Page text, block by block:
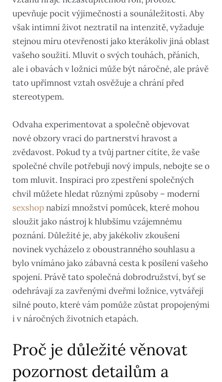
upevňuje pocit výjimečnosti a sounáležitosti. Aby
však intimní život neztratil na intenzitě, vyžaduje
stejnou míru otevřenosti jako kterákoliv jiná oblast
vašeho soužití. Mluvit o svých touhách, přáních,
ale i obavách v ložnici může být náročné, ale právě
tato upřímnost vztah osvěžuje a chrání před
stereotypem.
Odvaha experimentovat a společně objevovat
nové obzory vrací do partnerství hravost a
zvědavost. Pokud ty a tvůj partner cítíte, že vaše
společné chvíle potřebují nový impuls, nebojte se o
tom mluvit. Inspiraci pro zpestření společných
chvil můžete hledat různými způsoby – moderní
sexshopnabízí množství pomůcek, které mohou
sloužit jako nástroj k hlubšímu vzájemnému
poznání. Důležité je, aby jakékoliv zkoušení
novinek vycházelo z oboustranného souhlasu a
bylo vnímáno jako zábavná cesta k posílení vašeho
spojení. Právě tato společná dobrodružství, byť se
odehrávají za zavřenými dveřmi ložnice, vytvářejí
silné pouto, které vám pomůže zůstat propojenými
i v náročných životních etapách.
Proč je důležité věnovat
pozornost detailům a